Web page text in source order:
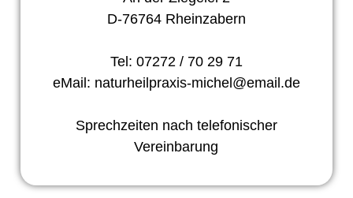
D-76764 Rheinzabern
Tel: 07272 / 70 29 71
eMail: naturheilpraxis-michel@email.de
Sprechzeiten nach telefonischer
Vereinbarung